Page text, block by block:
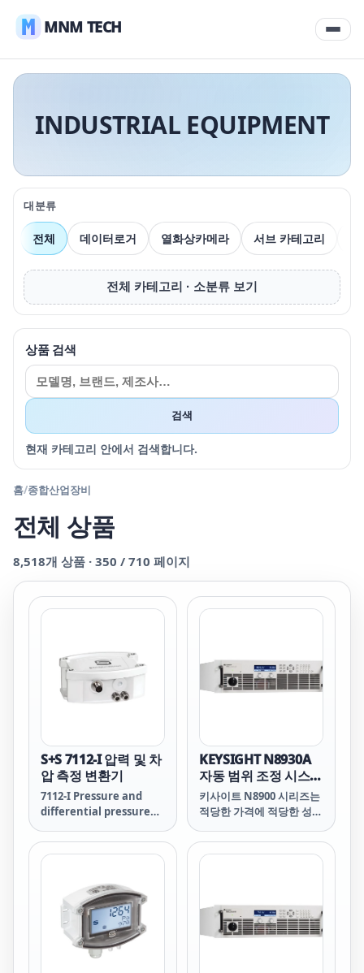
MNM TECH
INDUSTRIAL EQUIPMENT
대분류
전체 데이터로거 열화상카메라 서브 카테고리
전체 카테고리 · 소분류 보기
상품 검색
검색
현재 카테고리 안에서 검색합니다.
홈/종합산업장비
전체 상품
8,518개 상품 · 350 / 710 페이지
S+S 7112-I 압력 및 차
압 측정 변환기
7112-I Pressure and
differential pressure
KEYSIGHT N8930A
자동 범위 조정 시스템
DC 전원 공급기,
1000V, 30A, 10000W,
키사이트 N8900 시리즈는
적당한 가격에 적당한 성능
케이션에 5kW, 10kW,
15kW 자동 범위 조정, 단
N8900 시리즈 전원 공급기
의 자동 범위 조정 출력 특
성은 최대 전력에서 광범위